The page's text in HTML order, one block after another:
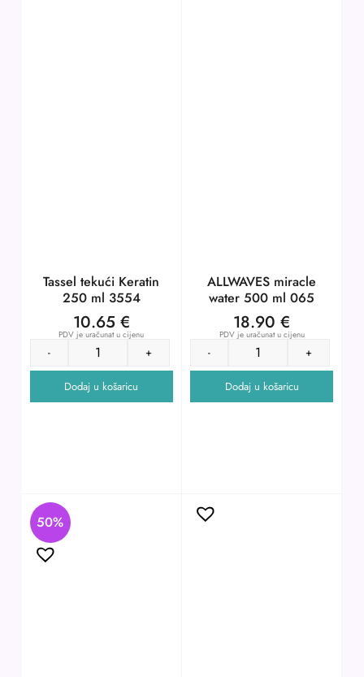
Tassel tekući Keratin
250 ml 3554
10.65 €
PDV je uračunat u cijenu
- +
Dodaj u košaricu
ALLWAVES miracle
water 500 ml 065
18.90€
PDV je uračunat u cijenu
- +
Dodaj u košaricu
50%